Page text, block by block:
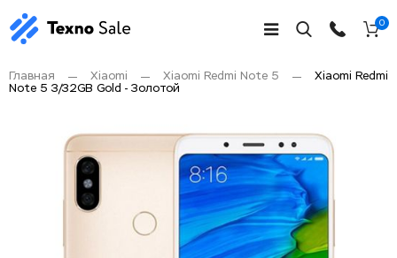
0
Главная Xiaomi Xiaomi Redmi Note 5
Xiaomi Redmi
Note 5 3/32GB Gold - Золотой